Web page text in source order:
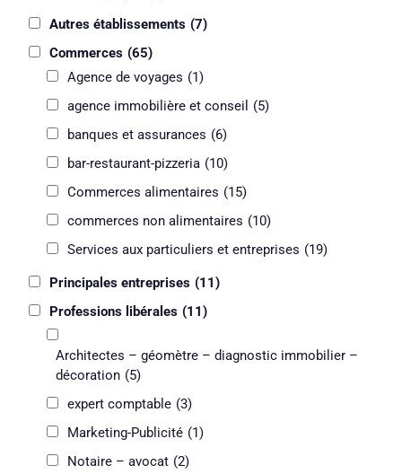
Autres établissements (7)
Commerces (65)
Agence de voyages (1)
agence immobilière et conseil
(5)
banques et assurances (6)
bar-restaurant-pizzeria (10)
Commerces alimentaires (15)
commerces non alimentaires (10)
Services aux particuliers et entreprises (19)
Principales entreprises (11)
Professions libérales (11)
Architectes – géomètre – diagnostic immobilier –
décoration (5)
expert comptable (3)
Marketing-Publicité (1)
Notaire – avocat (2)